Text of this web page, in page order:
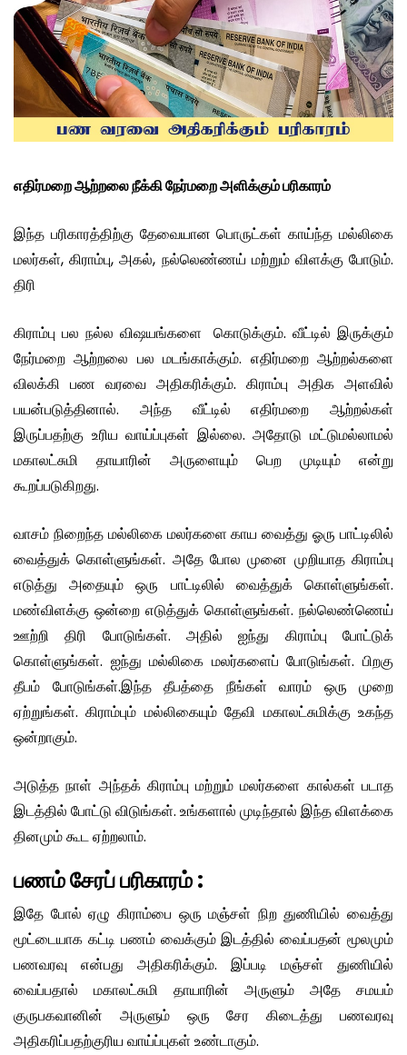
எதிர்மறை ஆற்றலை நீக்கி நேர்மறை அளிக்கும் பரிகாரம்
இந்த பரிகாரத்திற்கு தேவையான பொருட்கள் காய்ந்த மல்லிகை
மலர்கள், கிராம்பு, அகல், நல்லெண்ணய் மற்றும் விளக்கு போடும்.
திரி
கிராம்பு பல நல்ல விஷயங்களை கொடுக்கும். வீட்டில் இருக்கும்
நேர்மறை ஆற்றலை பல மடங்காக்கும். எதிர்மறை ஆற்றல்களை
விலக்கி பண வரவை அதிகரிக்கும். கிராம்பு அதிக அளவில்
பயன்படுத்தினால். அந்த வீட்டில் எதிர்மறை ஆற்றல்கள்
இருப்பதற்கு உரிய வாய்ப்புகள் இல்லை. அதோடு மட்டுமல்லாமல்
மகாலட்சுமி தாயாரின் அருளையும் பெற முடியும் என்று
கூறப்படுகிறது.
வாசம் நிறைந்த மல்லிகை மலர்களை காய வைத்து ஓரு பாட்டிலில்
வைத்துக் கொள்ளுங்கள். அதே போல முனை முறியாத கிராம்பு
எடுத்து அதையும் ஒரு பாட்டிலில் வைத்துக் கொள்ளுங்கள்.
மண்விளக்கு ஒன்றை எடுத்துக் கொள்ளுங்கள். நல்லெண்ணெய்
ஊற்றி திரி போடுங்கள். அதில் ஐந்து கிராம்பு போட்டுக்
கொள்ளுங்கள். ஐந்து மல்லிகை மலர்களைப் போடுங்கள். பிறகு
தீபம் போடுங்கள்.இந்த தீபத்தை நீங்கள் வாரம் ஒரு முறை
ஏற்றுங்கள். கிராம்பும் மல்லிகையும் தேவி மகாலட்சுமிக்கு உகந்த
ஒன்றாகும்.
அடுத்த நாள் அந்தக் கிராம்பு மற்றும் மலர்களை கால்கள் படாத
இடத்தில் போட்டு விடுங்கள். உங்களால் முடிந்தால் இந்த விளக்கை
தினமும் கூட ஏற்றலாம்.
பணம் சேரப் பரிகாரம் :
இதே போல் ஏழு கிராம்பை ஒரு மஞ்சள் நிற துணியில் வைத்து
மூட்டையாக கட்டி பணம் வைக்கும் இடத்தில் வைப்பதன் மூலமும்
பணவரவு என்பது அதிகரிக்கும். இப்படி மஞ்சள் துணியில்
வைப்பதால் மகாலட்சுமி தாயாரின் அருளும் அதே சமயம்
குருபகவானின் அருளும் ஒரு சேர கிடைத்து பணவரவு
அதிகரிப்பதற்குரிய வாய்ப்புகள் உண்டாகும்.